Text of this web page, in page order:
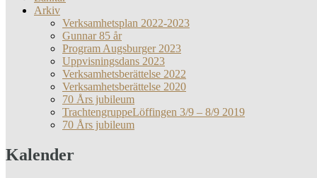
Arkiv
Verksamhetsplan 2022-2023
Gunnar 85 år
Program Augsburger 2023
Uppvisningsdans 2023
Verksamhetsberättelse 2022
Verksamhetsberättelse 2020
70 Års jubileum
TrachtengruppeLöffingen 3/9 – 8/9 2019
70 Års jubileum
Kalender